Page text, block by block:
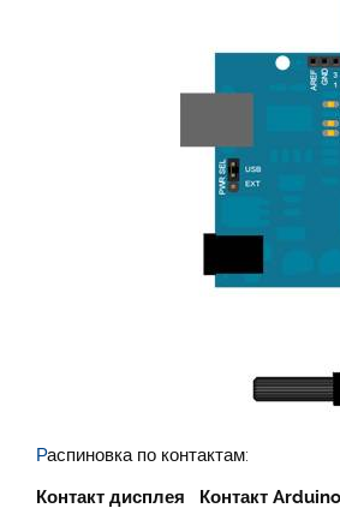
Распиновка по контактам:
Контакт дисплея Контакт